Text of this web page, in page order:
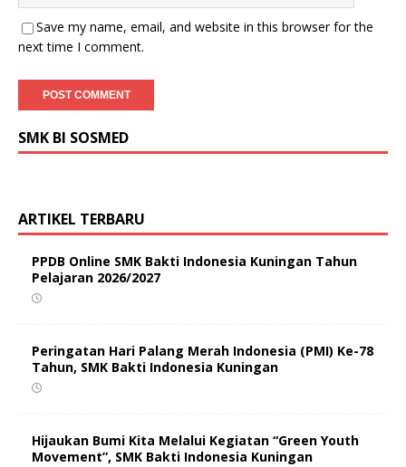
Save my name, email, and website in this browser for the
next time I comment.
SMK BI SOSMED
ARTIKEL TERBARU
PPDB Online SMK Bakti Indonesia Kuningan Tahun
Pelajaran 2026/2027
Peringatan Hari Palang Merah Indonesia (PMI) Ke-78
Tahun, SMK Bakti Indonesia Kuningan
Hijaukan Bumi Kita Melalui Kegiatan “Green Youth
Movement”, SMK Bakti Indonesia Kuningan